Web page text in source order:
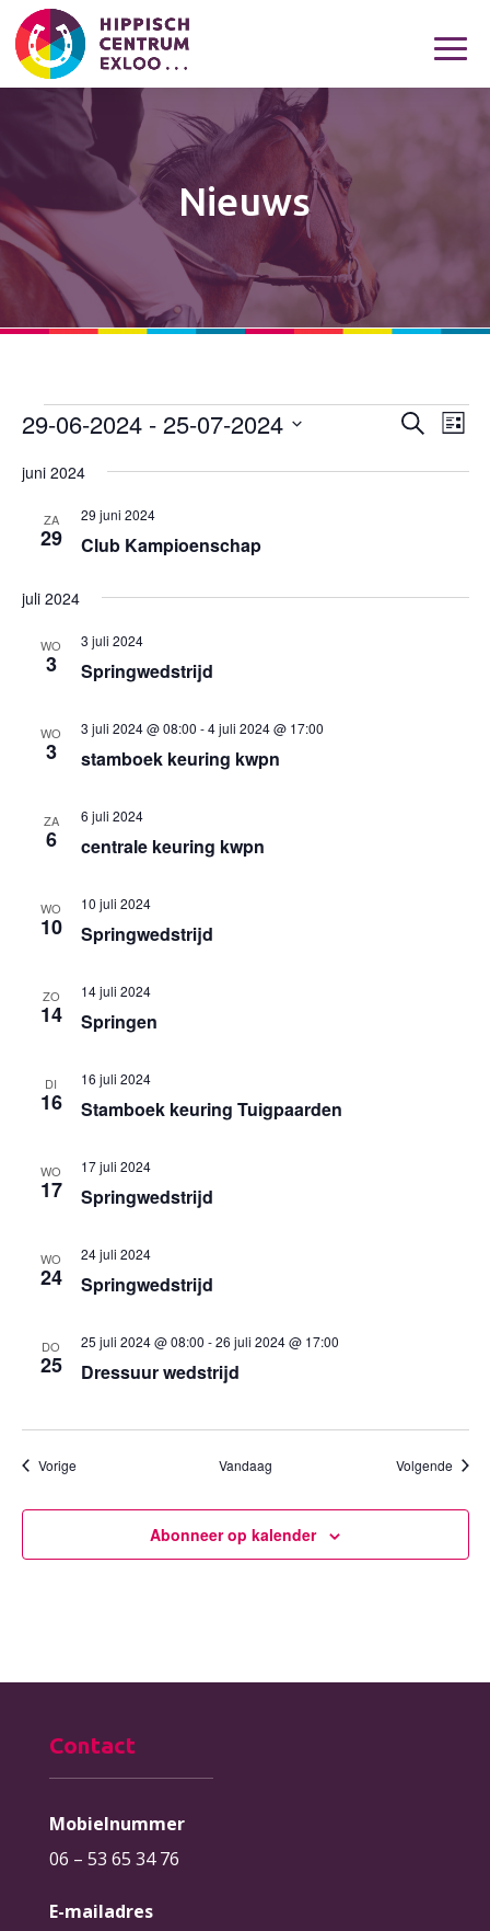
Nieuws
Evenementen Zoeken
Lijst
29-06-2024 - 25-07-2024
datum.
juni 2024
ZA
29 Club Kampioenschap
29 juni 2024
juli 2024
WO
3 Springwedstrijd
3 juli 2024
WO
3 stamboek keuring kwpn
3 juli 2024 @ 08:00 -4 juli 2024 @ 17:00
ZA
6 centrale keuring kwpn
6 juli 2024
WO
10 Springwedstrijd
10 juli 2024
ZO
14 Springen
14 juli 2024
DI
16 Stamboek keuring Tuigpaarden
16 juli 2024
WO
17 Springwedstrijd
17 juli 2024
WO
24 Springwedstrijd
24 juli 2024
DO
25 Dressuur wedstrijd
25 juli 2024 @ 08:00 -26 juli 2024 @ 17:00
VorigeEvenementen Vandaag Volgende
Abonneer op kalender
Contact
Mobielnummer
06 – 53 65 34 76
E-mailadres